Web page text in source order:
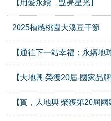
【用愛永續，點亮星光】
2025植感桃園大溪豆干節
【通往下一站幸福：永續地
【大地興 榮獲20屆-國家品
【賀，大地興 榮獲第20屆國